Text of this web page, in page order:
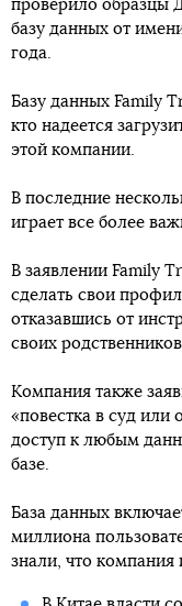
проверило образцы
базу данных от
года.
Базу данных Family
кто надеется
этой компании.
В последние
играет все более
В заявлении Family
сделать свои
отказавшись от
своих
Компания также
«повестка в суд или
доступ к любым
базе.
База данных
миллиона
знали, что компания